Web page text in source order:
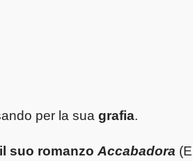
per la sua grafia.
il suo romanzo Accabadora